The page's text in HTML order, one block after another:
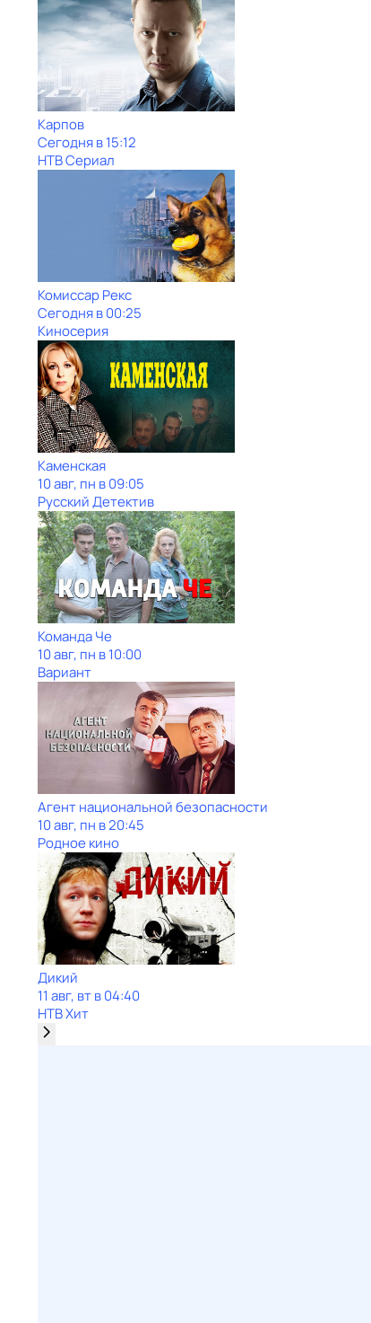
Карпов
Сегодня в 15:12
НТВ Сериал
Комиссар Рекс
Сегодня в 00:25
Киносерия
Каменская
10 авг, пн в 09:05
Русский Детектив
Команда Че
10 авг, пн в 10:00
Вариант
Агент национальной безопасности
10 авг, пн в 20:45
Родное кино
Дикий
11 авг, вт в 04:40
НТВ Хит